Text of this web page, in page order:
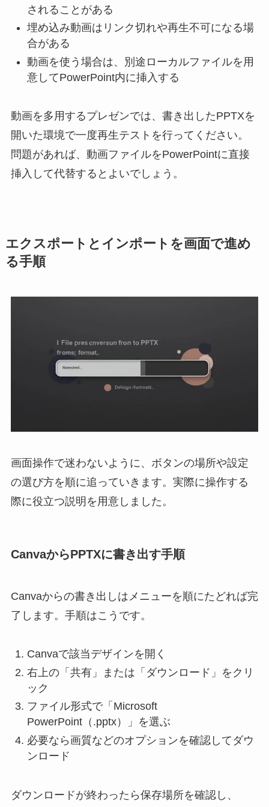
されることがある
埋め込み動画はリンク切れや再生不可になる場
合がある
動画を使う場合は、別途ローカルファイルを用
意してPowerPoint内に挿入する
動画を多用するプレゼンでは、書き出したPPTXを
開いた環境で一度再生テストを行ってください。
問題があれば、動画ファイルをPowerPointに直接
挿入して代替するとよいでしょう。
エクスポートとインポートを画面で進め
る手順
画面操作で迷わないように、ボタンの場所や設定
の選び方を順に追っていきます。実際に操作する
際に役立つ説明を用意しました。
CanvaからPPTXに書き出す手順
Canvaからの書き出しはメニューを順にたどれば完
了します。手順はこうです。
Canvaで該当デザインを開く
右上の「共有」または「ダウンロード」をクリ
ック
ファイル形式で「Microsoft
PowerPoint（.pptx）」を選ぶ
必要なら画質などのオプションを確認してダウ
ンロード
ダウンロードが終わったら保存場所を確認し、